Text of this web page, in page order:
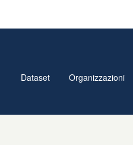
Dataset Organizzazioni